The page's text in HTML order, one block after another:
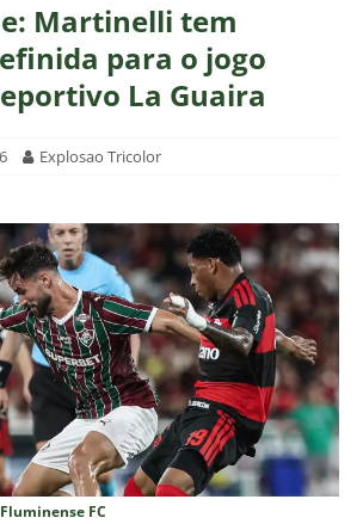
Martinelli tem
para o jogo
La Guaira
Explosao Tricolor
FC